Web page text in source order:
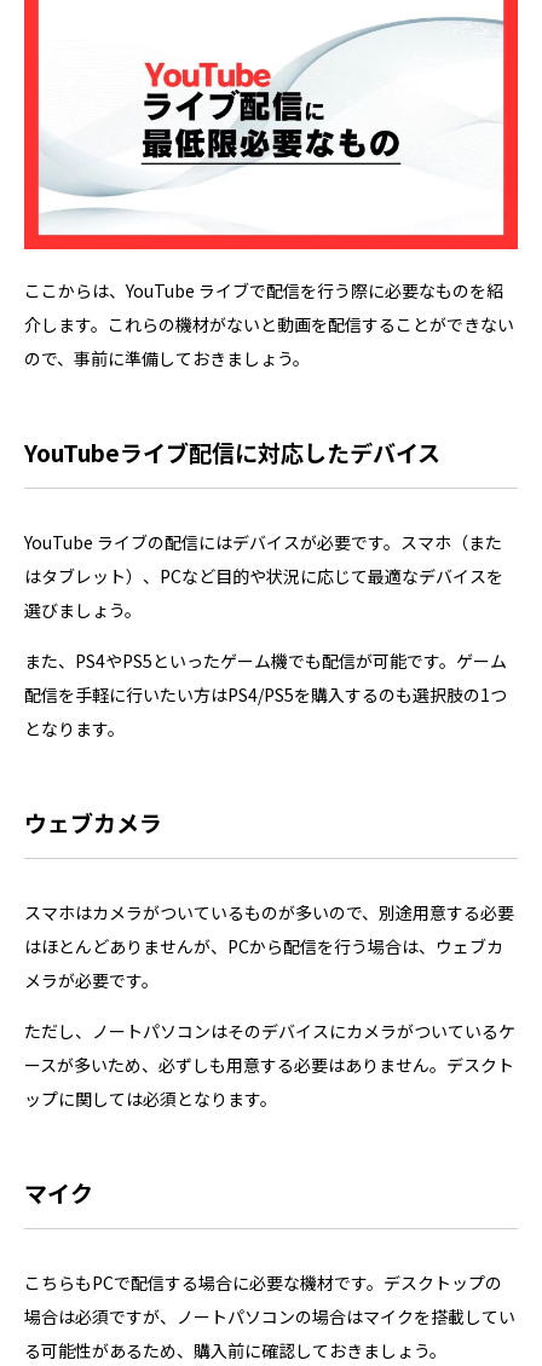
ここからは、YouTube ライブで配信を行う際に必要なものを紹
介します。これらの機材がないと動画を配信することができない
ので、事前に準備しておきましょう。
YouTubeライブ配信に対応したデバイス
YouTube ライブの配信にはデバイスが必要です。スマホ（また
はタブレット）、PCなど目的や状況に応じて最適なデバイスを
選びましょう。
また、PS4やPS5といったゲーム機でも配信が可能です。ゲーム
配信を手軽に行いたい方はPS4/PS5を購入するのも選択肢の1つ
となります。
ウェブカメラ
スマホはカメラがついているものが多いので、別途用意する必要
はほとんどありませんが、PCから配信を行う場合は、ウェブカ
メラが必要です。
ただし、ノートパソコンはそのデバイスにカメラがついているケ
ースが多いため、必ずしも用意する必要はありません。デスクト
ップに関しては必須となります。
マイク
こちらもPCで配信する場合に必要な機材です。デスクトップの
場合は必須ですが、ノートパソコンの場合はマイクを搭載してい
る可能性があるため、購入前に確認しておきましょう。